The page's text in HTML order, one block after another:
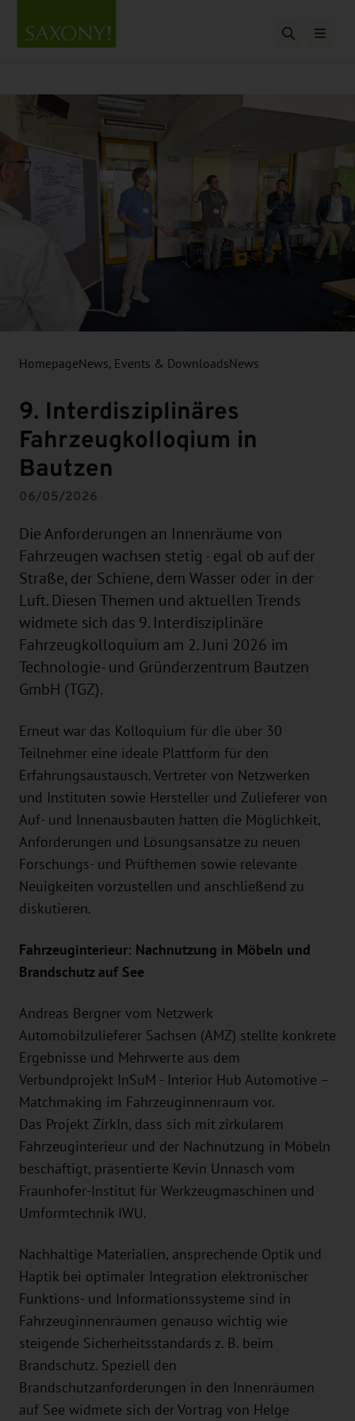
Open
HomepageNews, Events & DownloadsNews
9. Interdisziplinäres
Fahrzeugkolloqium in
Bautzen
06/05/2026
Die Anforderungen an Innenräume von
Fahrzeugen wachsen stetig - egal ob auf der
Straße, der Schiene, dem Wasser oder in der
Luft. Diesen Themen und aktuellen Trends
widmete sich das 9. Interdisziplinäre
Fahrzeugkolloquium am 2. Juni 2026 im
Technologie- und Gründerzentrum Bautzen
GmbH (TGZ).
Erneut war das Kolloquium für die über 30
Teilnehmer eine ideale Plattform für den
Erfahrungsaustausch. Vertreter von Netzwerken
und Instituten sowie Hersteller und Zulieferer von
Auf- und Innenausbauten hatten die Möglichkeit,
Anforderungen und Lösungsansätze zu neuen
Forschungs- und Prüfthemen sowie relevante
Neuigkeiten vorzustellen und anschließend zu
diskutieren.
Fahrzeuginterieur: Nachnutzung in Möbeln und
Brandschutz auf See
Andreas Bergner vom Netzwerk
Automobilzulieferer Sachsen (AMZ) stellte konkrete
Ergebnisse und Mehrwerte aus dem
Verbundprojekt InSuM - Interior Hub Automotive –
Matchmaking im Fahrzeuginnenraum vor.
Das Projekt ZirkIn, dass sich mit zirkularem
Fahrzeuginterieur und der Nachnutzung in Möbeln
beschäftigt, präsentierte Kevin Unnasch vom
Fraunhofer-Institut für Werkzeugmaschinen und
Umformtechnik IWU.
Nachhaltige Materialien, ansprechende Optik und
Haptik bei optimaler Integration elektronischer
Funktions- und Informationssysteme sind in
Fahrzeuginnenräumen genauso wichtig wie
steigende Sicherheitsstandards z. B. beim
Brandschutz. Speziell den
Brandschutzanforderungen in den Innenräumen
auf See widmete sich der Vortrag von Helge